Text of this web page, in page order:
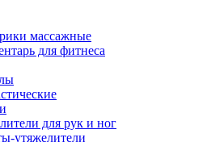
массажные
для фитнеса
для рук и ног
утяжелители